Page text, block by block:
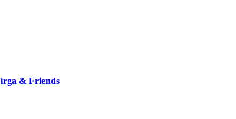
& Friends